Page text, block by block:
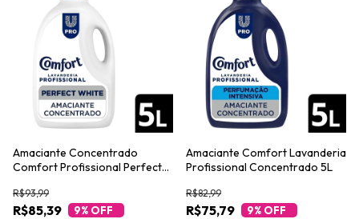
Amaciante Concentrado
Comfort Profissional Perfect
R$85,39
R$93,99
9% OFF
Amaciante Comfort Lavanderia
Profissional Concentrado 5L
R$75,79
R$82,99
9% OFF